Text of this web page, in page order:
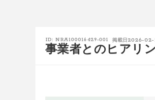
ID: NRA100016429-001 掲載日 2026-
事業者とのヒアリ